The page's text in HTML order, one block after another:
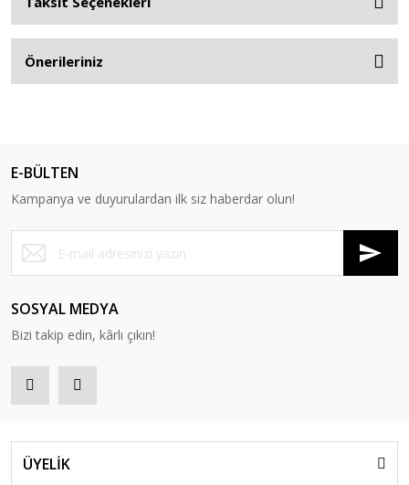
Önerileriniz
E-BÜLTEN
Kampanya ve duyurulardan ilk siz haberdar olun!
SOSYAL MEDYA
Bizi takip edin, kârlı çıkın!
ÜYELİK